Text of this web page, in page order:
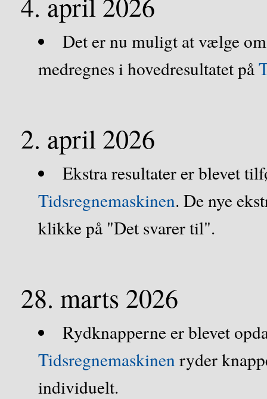
Det er nu muligt at vælge
medregnes i hovedresultatet på
2. april 2026
Ekstra resultater er blevet
Tidsregnemaskinen. De nye
klikke på "Det svarer til".
28. marts 2026
Rydknapperne er blevet
Tidsregnemaskinen ryder
individuelt.